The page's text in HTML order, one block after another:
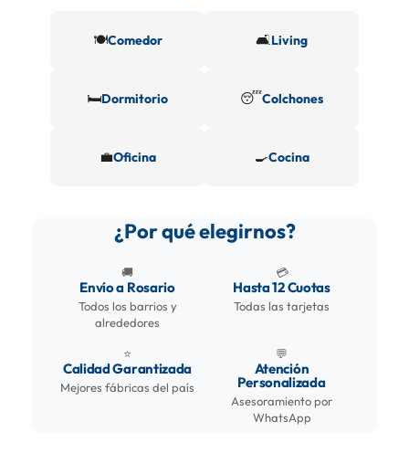
🍽️Comedor 🛋️Living
🛏️Dormitorio 😴Colchones
💼Oficina 🍳Cocina
¿Por qué elegirnos?
🚚
Envío a Rosario
Todos los barrios y
alrededores
💳
Hasta 12 Cuotas
Todas las tarjetas
⭐
Calidad Garantizada
Mejores fábricas del país
💬
Atención
Personalizada
Asesoramiento por
WhatsApp